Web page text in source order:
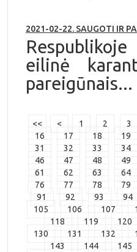
2021-02-22. SAUGOTI IR
eilinė
pareigūnais...
<< < 1 2
3
16
17 18
19
31
32 33
34
46
47 48
49
61
62 63
64
76
77 78
79
91
92 93
94
105
106 107
118
119
120
130
131 132
143
144
145